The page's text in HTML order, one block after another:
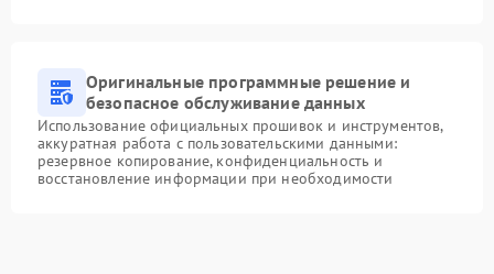
Оригинальные программные решение и
безопасное обслуживание данных
Использование официальных прошивок и инструментов,
аккуратная работа с пользовательскими данными:
резервное копирование, конфиденциальность и
восстановление информации при необходимости